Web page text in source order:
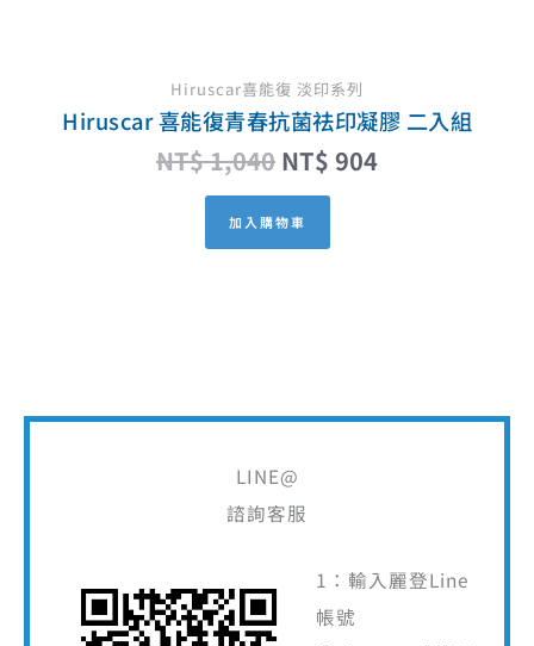
Hiruscar喜能復 淡印系列
Hiruscar 喜能復青春抗菌祛印凝膠 二入組
NT$1,040 NT$ 904
加入購物車
LINE@
諮詢客服
1：輸入麗登Line
帳號